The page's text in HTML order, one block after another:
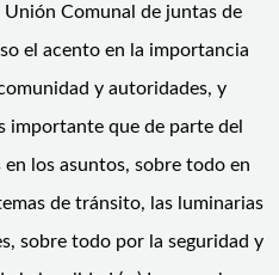
Comunal de juntas de
el acento en la importancia
y autoridades, y
importante que de parte del
los asuntos, sobre todo en
de tránsito, las luminarias
sobre todo por la seguridad y